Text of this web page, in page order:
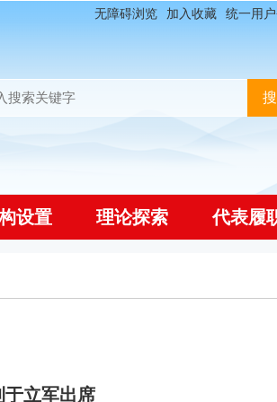
无障碍浏览 加入收藏 统一用
设置 理论探索 代表履
立军出席